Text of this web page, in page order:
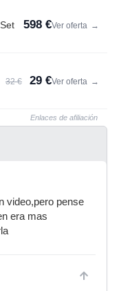
598 €Ver oferta →
32 € 29 €Ver oferta →
Enlaces de afiliación
video,pero pense
era mas